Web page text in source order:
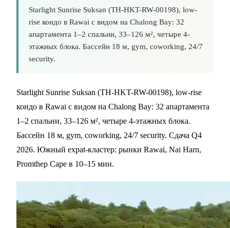
Starlight Sunrise Suksan (TH-HKT-RW-00198), low-
rise кондо в Rawai с видом на Chalong Bay: 32
апартамента 1–2 спальни, 33–126 м², четыре 4-
этажных блока. Бассейн 18 м, gym, coworking, 24/7
security.
Starlight Sunrise Suksan (TH-HKT-RW-00198), low-rise
кондо в Rawai с видом на Chalong Bay: 32 апартамента
1–2 спальни, 33–126 м², четыре 4-этажных блока.
Бассейн 18 м, gym, coworking, 24/7 security. Сдача Q4
2026. Южный expat-кластер: рынки Rawai, Nai Harn,
Promthep Cape в 10–15 мин.